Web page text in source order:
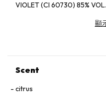
VIOLET (CI 60730) 85% VOL.
顯
Scent
citrus